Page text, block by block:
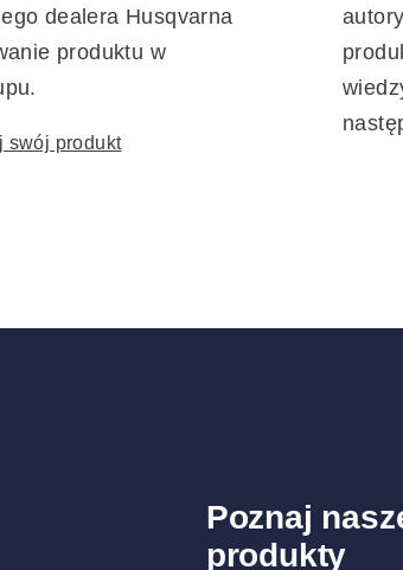
dealera Husqvarna
produktu w
swój produkt
Poznaj
produkty